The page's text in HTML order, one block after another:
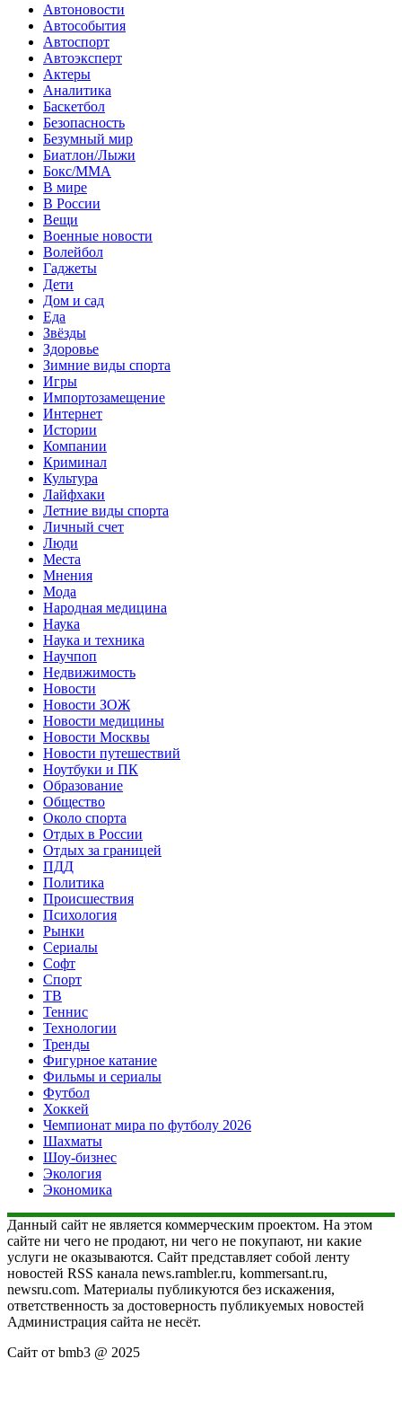
Автоновости
Автособытия
Автоспорт
Автоэксперт
Актеры
Аналитика
Баскетбол
Безопасность
Безумный мир
Биатлон/Лыжи
Бокс/MMA
В мире
В России
Вещи
Военные новости
Волейбол
Гаджеты
Дети
Дом и сад
Еда
Звёзды
Здоровье
Зимние виды спорта
Игры
Импортозамещение
Интернет
Истории
Компании
Криминал
Культура
Лайфхаки
Летние виды спорта
Личный счет
Люди
Места
Мнения
Мода
Народная медицина
Наука
Наука и техника
Научпоп
Недвижимость
Новости
Новости ЗОЖ
Новости медицины
Новости Москвы
Новости путешествий
Ноутбуки и ПК
Образование
Общество
Около спорта
Отдых в России
Отдых за границей
ПДД
Политика
Происшествия
Психология
Рынки
Сериалы
Софт
Спорт
ТВ
Теннис
Технологии
Тренды
Фигурное катание
Фильмы и сериалы
Футбол
Хоккей
Чемпионат мира по футболу 2026
Шахматы
Шоу-бизнес
Экология
Экономика
Данный сайт не является коммерческим проектом. На этом
сайте ни чего не продают, ни чего не покупают, ни какие
услуги не оказываются. Сайт представляет собой ленту
новостей RSS канала news.rambler.ru, kommersant.ru,
newsru.com. Материалы публикуются без искажения,
ответственность за достоверность публикуемых новостей
Администрация сайта не несёт.
Сайт от bmb3 @ 2025